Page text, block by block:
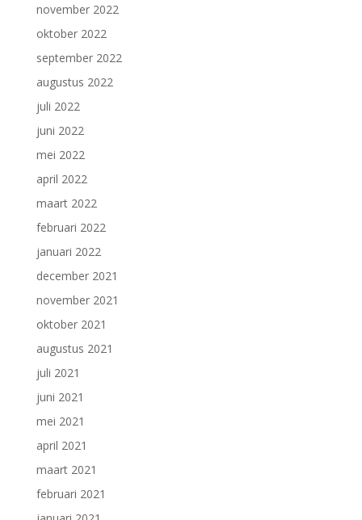
november 2022
oktober 2022
september 2022
augustus 2022
juli 2022
juni 2022
mei 2022
april 2022
maart 2022
februari 2022
januari 2022
december 2021
november 2021
oktober 2021
augustus 2021
juli 2021
juni 2021
mei 2021
april 2021
maart 2021
februari 2021